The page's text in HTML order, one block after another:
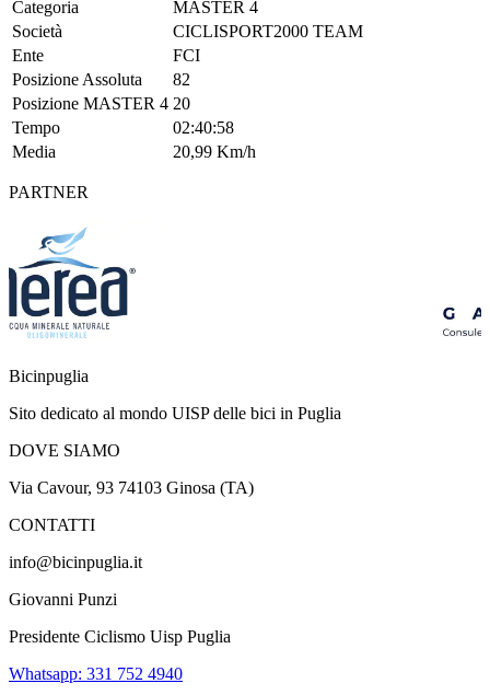
Categoria
MASTER 4
Società
CICLISPORT2000 TEAM
Ente
FCI
Posizione Assoluta
82
Posizione MASTER 4 20
Tempo
02:40:58
Media
20,99 Km/h
PARTNER
Bicinpuglia
Sito dedicato al mondo UISP delle bici in Puglia
DOVE SIAMO
Via Cavour, 93 74103 Ginosa (TA)
CONTATTI
info@bicinpuglia.it
Giovanni Punzi
Presidente Ciclismo Uisp Puglia
Whatsapp: 331 752 4940